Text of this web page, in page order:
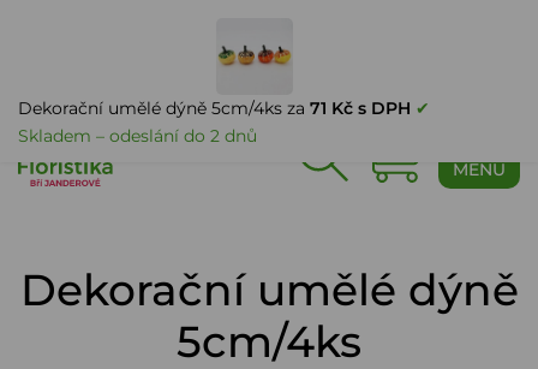
MENU
Dekorační umělé dýně
5cm/4ks
Dekorační umělé dýně 5cm/4ks za 71 Kč s DPH ✔
Skladem – odeslání do 2 dnů